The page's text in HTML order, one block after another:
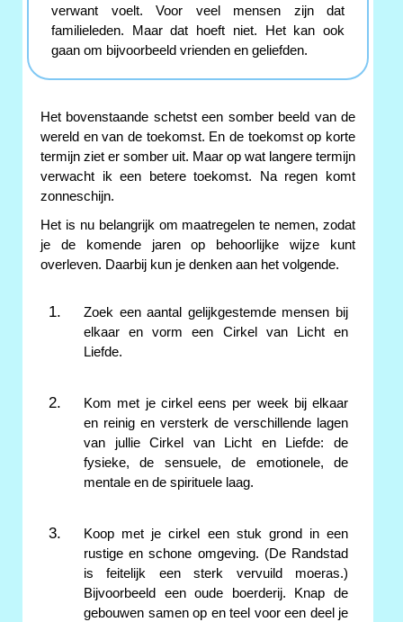
verwant voelt. Voor veel mensen zijn dat
familieleden. Maar dat hoeft niet. Het kan ook
gaan om bijvoorbeeld vrienden en geliefden.
Het bovenstaande schetst een somber beeld van de
wereld en van de toekomst. En de toekomst op korte
termijn ziet er somber uit. Maar op wat langere termijn
verwacht ik een betere toekomst. Na regen komt
zonneschijn.
Het is nu belangrijk om maatregelen te nemen, zodat
je de komende jaren op behoorlijke wijze kunt
overleven. Daarbij kun je denken aan het volgende.
Zoek een aantal gelijkgestemde mensen bij
elkaar en vorm een Cirkel van Licht en
Liefde.
Kom met je cirkel eens per week bij elkaar
en reinig en versterk de verschillende lagen
van jullie Cirkel van Licht en Liefde: de
fysieke, de sensuele, de emotionele, de
mentale en de spirituele laag.
Koop met je cirkel een stuk grond in een
rustige en schone omgeving. (De Randstad
is feitelijk een sterk vervuild moeras.)
Bijvoorbeeld een oude boerderij. Knap de
gebouwen samen op en teel voor een deel je